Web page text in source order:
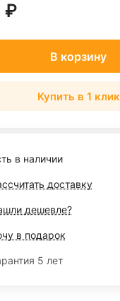
₽
В корзину
Купить в 1 клик
в наличии
доставку
дешевле?
в подарок
5 лет